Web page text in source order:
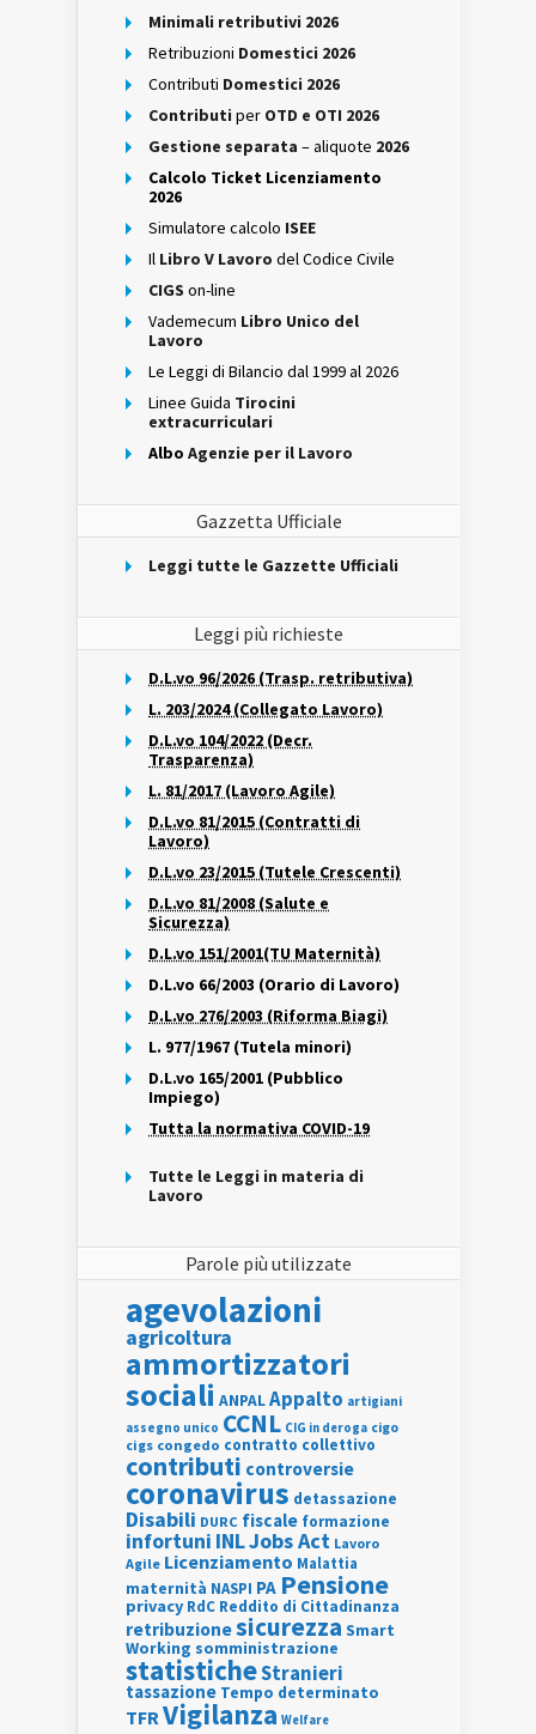
Minimali retributivi 2026
Retribuzioni Domestici 2026
Contributi Domestici 2026
Contributi per OTD e OTI 2026
Gestione separata – aliquote 2026
Calcolo Ticket Licenziamento
2026
Simulatore calcolo ISEE
Il Libro V Lavoro del Codice Civile
CIGS on-line
Vademecum Libro Unico del
Lavoro
Le Leggi di Bilancio dal 1999 al 2026
Linee Guida Tirocini
extracurriculari
Albo Agenzie per il Lavoro
Gazzetta Ufficiale
Leggi tutte le Gazzette Ufficiali
Leggi più richieste
D.L.vo 96/2026 (Trasp. retributiva)
L. 203/2024 (Collegato Lavoro)
D.L.vo 104/2022 (Decr.
Trasparenza)
L. 81/2017 (Lavoro Agile)
D.L.vo 81/2015 (Contratti di
Lavoro)
D.L.vo 23/2015 (Tutele Crescenti)
D.L.vo 81/2008 (Salute e
Sicurezza)
D.L.vo 151/2001(TU Maternità)
D.L.vo 66/2003 (Orario di Lavoro)
D.L.vo 276/2003 (Riforma Biagi)
L. 977/1967 (Tutela minori)
D.L.vo 165/2001 (Pubblico
Impiego)
Tutta la normativa COVID-19
Tutte le Leggi in materia di
Lavoro
Parole più utilizzate
agevolazioni
agricoltura
ammortizzatori
sociali ANPALAppalto artigiani
assegno unico CCNL CIG in deroga cigo
cigs congedo contratto collettivo
contributi controversie
coronavirus detassazione
Disabili DURC fiscale formazione
infortuni INLJobs Act Lavoro
Agile Licenziamento Malattia
maternità NASPI PA Pensione
privacy RdC Reddito di Cittadinanza
retribuzionesicurezza Smart
Working somministrazione
statisticheStranieri
tassazione Tempo determinato
TFRVigilanza Welfare